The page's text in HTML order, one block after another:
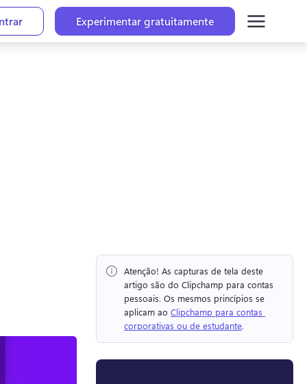
Experimentar gratuitamente
Atenção! As capturas de tela deste
artigo são do Clipchamp para contas
pessoais. Os mesmos princípios se
aplicam ao Clipchamp para contas
corporativas ou de estudante.